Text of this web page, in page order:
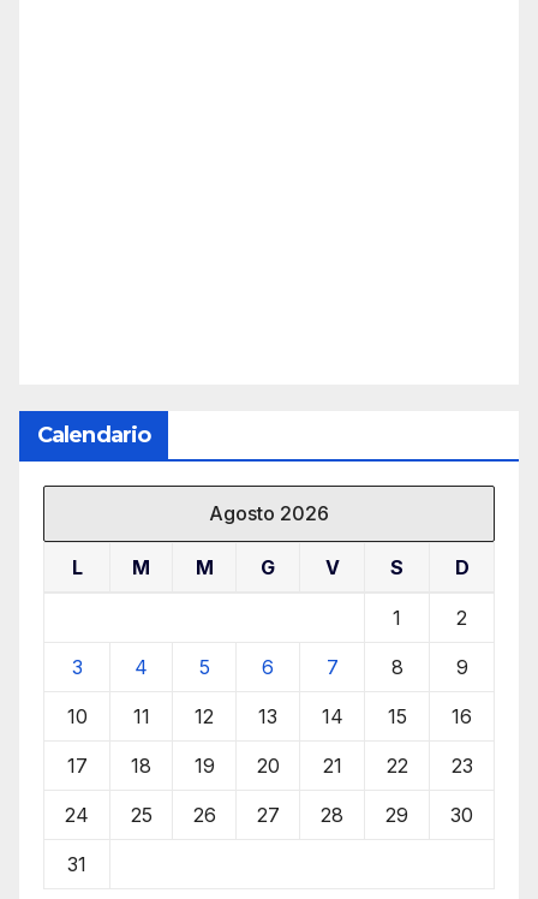
Calendario
Agosto 2026
L M M G V S D
1 2
3 4 5 6 7 8 9
10 11 12 13 14 15 16
17 18 19 20 21 22 23
24 25 26 27 28 29 30
31